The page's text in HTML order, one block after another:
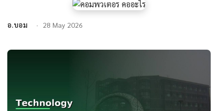
อ.บอม 28 May 2026